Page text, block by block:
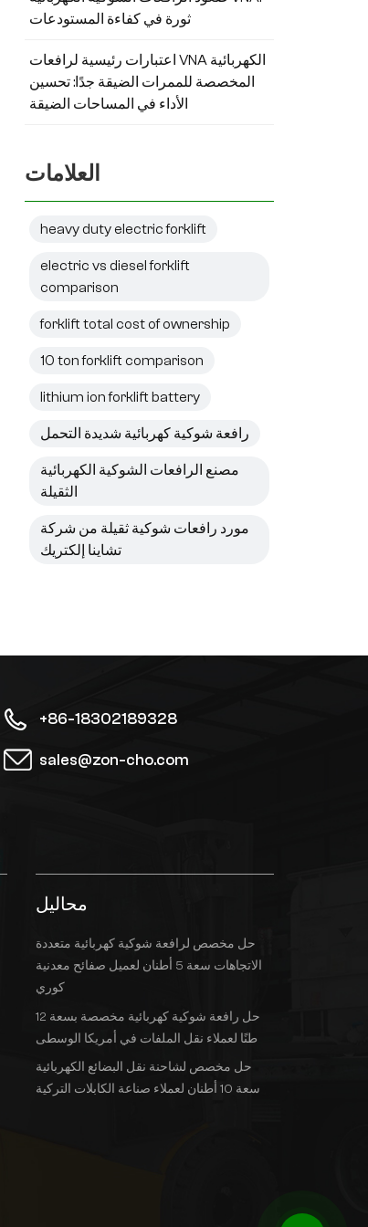
ثورة في كفاءة المستودعات
اعتبارات رئيسية لرافعات VNA الكهربائية
المخصصة للممرات الضيقة جدًا: تحسين
الأداء في المساحات الضيقة
العلامات
heavy duty electric forklift
electric vs diesel forklift
comparison
forklift total cost of ownership
10 ton forklift comparison
lithium ion forklift battery
رافعة شوكية كهربائية شديدة التحمل
مصنع الرافعات الشوكية الكهربائية
الثقيلة
مورد رافعات شوكية ثقيلة من شركة
تشاينا إلكتريك
+86-18302189328
sales@zon-cho.com
محاليل
حل مخصص لرافعة شوكية كهربائية متعددة
الاتجاهات سعة 5 أطنان لعميل صفائح معدنية
كوري
حل رافعة شوكية كهربائية مخصصة بسعة 12
طنًا لعملاء نقل الملفات في أمريكا الوسطى
حل مخصص لشاحنة نقل البضائع الكهربائية
سعة 10 أطنان لعملاء صناعة الكابلات التركية